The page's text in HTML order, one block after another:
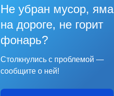
Не убран мусор, яма
на дороге, не горит
фонарь?
Столкнулись с проблемой —
сообщите о ней!